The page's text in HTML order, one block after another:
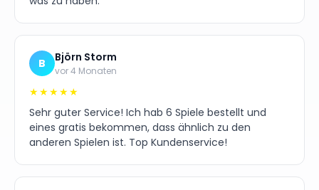
B Björn Storm
vor 4 Monaten
★★★★★
Sehr guter Service! Ich hab 6 Spiele bestellt und
eines gratis bekommen, dass ähnlich zu den
anderen Spielen ist. Top Kundenservice!